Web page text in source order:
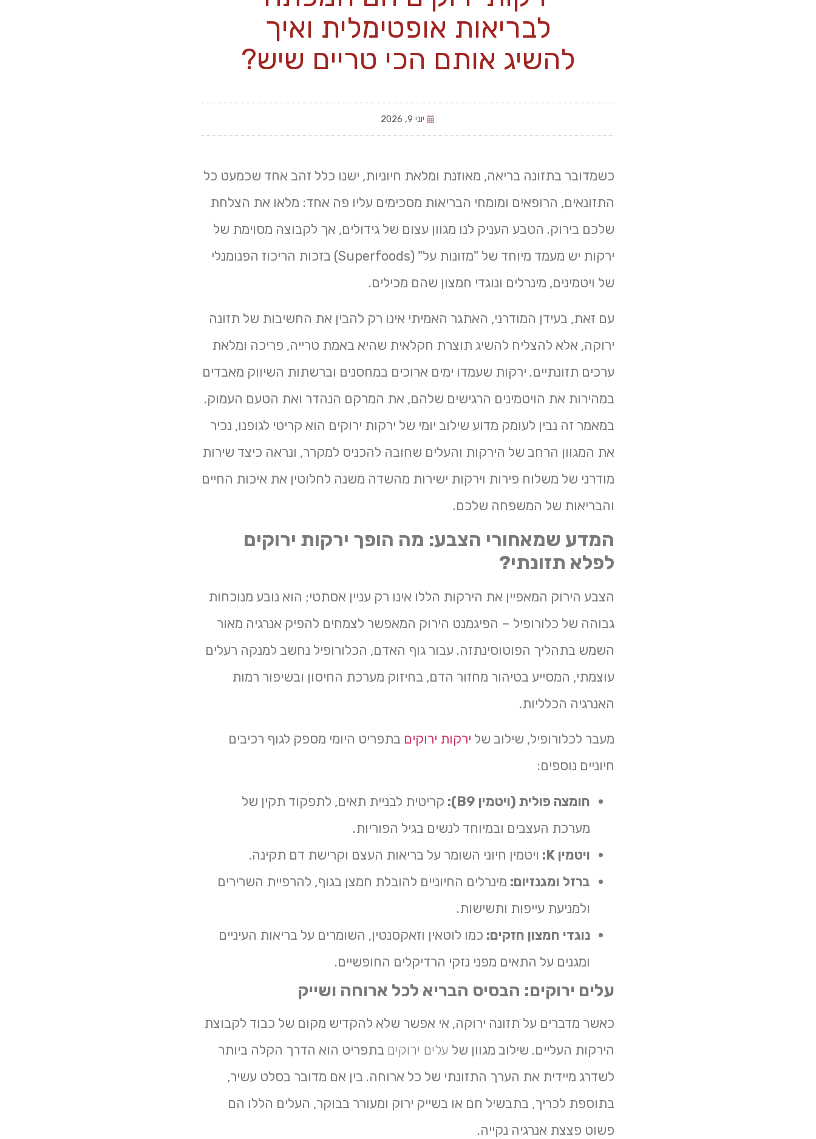
לבריאות אופטימלית ואיך
להשיג אותם הכי טריים שיש?
יוני 9, 2026
כשמדובר בתזונה בריאה, מאוזנת ומלאת חיוניות, ישנו כלל זהב אחד שכמעט כל
התזונאים, הרופאים ומומחי הבריאות מסכימים עליו פה אחד: מלאו את הצלחת
שלכם בירוק. הטבע העניק לנו מגוון עצום של גידולים, אך לקבוצה מסוימת של
ירקות יש מעמד מיוחד של "מזונות על" (Superfoods) בזכות הריכוז הפנומנלי
של ויטמינים, מינרלים ונוגדי חמצון שהם מכילים.
עם זאת, בעידן המודרני, האתגר האמיתי אינו רק להבין את החשיבות של תזונה
ירוקה, אלא להצליח להשיג תוצרת חקלאית שהיא באמת טרייה, פריכה ומלאת
ערכים תזונתיים. ירקות שעמדו ימים ארוכים במחסנים וברשתות השיווק מאבדים
במהירות את הויטמינים הרגישים שלהם, את המרקם הנהדר ואת הטעם העמוק.
במאמר זה נבין לעומק מדוע שילוב יומי של ירקות ירוקים הוא קריטי לגופנו, נכיר
את המגוון הרחב של הירקות והעלים שחובה להכניס למקרר, ונראה כיצד שירות
מודרני של משלוח פירות וירקות ישירות מהשדה משנה לחלוטין את איכות החיים
והבריאות של המשפחה שלכם.
המדע שמאחורי הצבע: מה הופך ירקות ירוקים
לפלא תזונתי?
הצבע הירוק המאפיין את הירקות הללו אינו רק עניין אסתטי; הוא נובע מנוכחות
גבוהה של כלורופיל – הפיגמנט הירוק המאפשר לצמחים להפיק אנרגיה מאור
השמש בתהליך הפוטוסינתזה. עבור גוף האדם, הכלורופיל נחשב למנקה רעלים
עוצמתי, המסייע בטיהור מחזור הדם, בחיזוק מערכת החיסון ובשיפור רמות
האנרגיה הכלליות.
מעבר לכלורופיל, שילוב של ירקות ירוקים בתפריט היומי מספק לגוף רכיבים
חיוניים נוספים:
חומצה פולית (ויטמין B9):
קריטית לבניית תאים, לתפקוד תקין של
מערכת העצבים ובמיוחד לנשים בגיל הפוריות.
ויטמין K:
ויטמין חיוני השומר על בריאות העצם וקרישת דם תקינה.
ברזל ומגנזיום: מינרלים החיוניים להובלת חמצן בגוף, להרפיית השרירים
ולמניעת עייפות ותשישות.
נוגדי חמצון חזקים: כמו לוטאין וזאקסנטין, השומרים על בריאות העיניים
ומגנים על התאים מפני נזקי הרדיקלים החופשיים.
עלים ירוקים: הבסיס הבריא לכל ארוחה ושייק
כאשר מדברים על תזונה ירוקה, אי אפשר שלא להקדיש מקום של כבוד לקבוצת
הירקות העליים. שילוב מגוון של עלים ירוקים בתפריט הוא הדרך הקלה ביותר
לשדרג מיידית את הערך התזונתי של כל ארוחה. בין אם מדובר בסלט עשיר,
בתוספת לכריך, בתבשיל חם או בשייק ירוק ומעורר בבוקר, העלים הללו הם
פשוט פצצת אנרגיה נקייה.